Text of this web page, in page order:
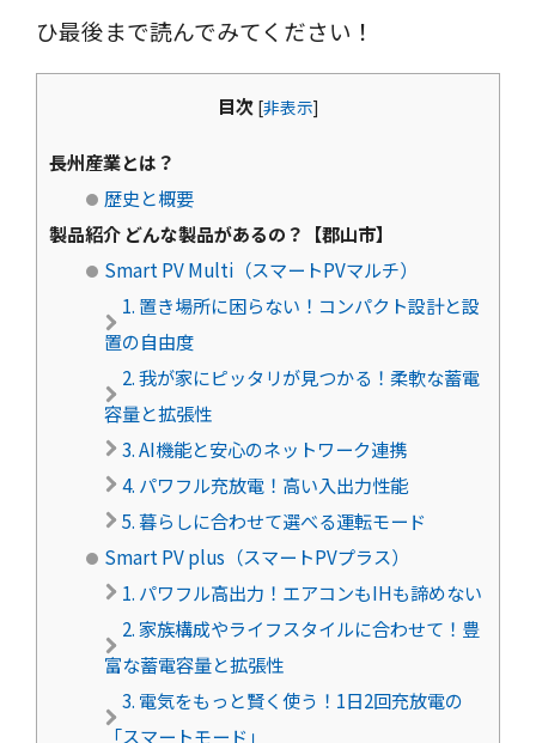
ひ最後まで読んでみてください！
目次 [非表示]
長州産業とは？
歴史と概要
製品紹介 どんな製品があるの？【郡山市】
Smart PV Multi（スマートPVマルチ）
1. 置き場所に困らない！コンパクト設計と設
置の自由度
2. 我が家にピッタリが見つかる！柔軟な蓄電
容量と拡張性
3. AI機能と安心のネットワーク連携
4. パワフル充放電！高い入出力性能
5. 暮らしに合わせて選べる運転モード
Smart PV plus（スマートPVプラス）
1. パワフル高出力！エアコンもIHも諦めない
2. 家族構成やライフスタイルに合わせて！豊
富な蓄電容量と拡張性
3. 電気をもっと賢く使う！1日2回充放電の
「スマートモード」